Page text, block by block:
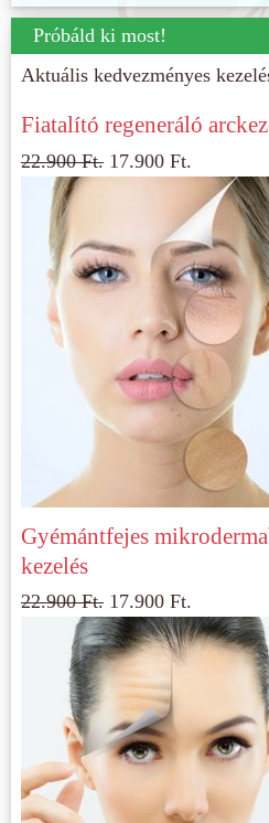
Próbáld ki most!
Aktuális kedvezményes
Fiatalító regeneráló
22.900Ft. 17.900Ft.
Gyémántfejes
kezelés
22.900Ft. 17.900Ft.